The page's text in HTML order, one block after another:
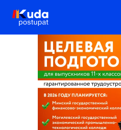
Логин
Пароль
Назад